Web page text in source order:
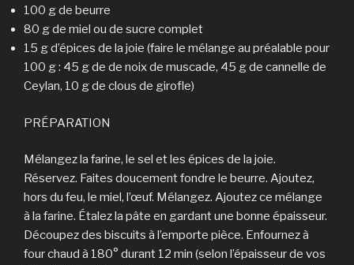
100 g de beurre
80 g de miel ou de sucre complet
15 g d’épices de la joie (faire le mélange au préalable pour
100 g : 45 g de de noix de muscade, 45 g de cannelle de
Ceylan, 10 g de clous de girofle)
PRÉPARATION
Mélangez la farine, le sel et les épices de la joie.
Réservez. Faites doucement fondre le beurre. Ajoutez,
hors du feu, le miel, l’œuf. Mélangez. Ajoutez ce mélange
à la farine. Étalez la pâte en gardant une bonne épaisseur.
Découpez des biscuits à l’emporte pièce. Enfournez à
four chaud à 180° durant 12 min (selon l’épaisseur de vos